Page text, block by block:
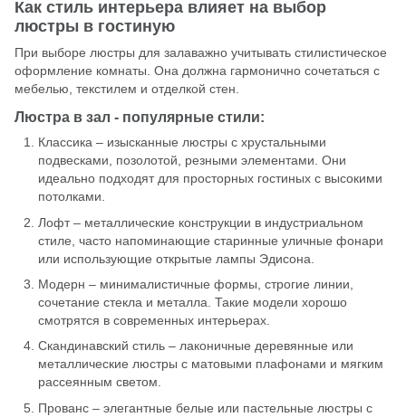
Как стиль интерьера влияет на выбор
люстры в гостиную
При выборе люстры для залаважно учитывать стилистическое
оформление комнаты. Она должна гармонично сочетаться с
мебелью, текстилем и отделкой стен.
Люстра в зал - популярные стили:
Классика – изысканные люстры с хрустальными
подвесками, позолотой, резными элементами. Они
идеально подходят для просторных гостиных с высокими
потолками.
Лофт– металлические конструкции в индустриальном
стиле, часто напоминающие старинные уличные фонари
или использующие открытые лампы Эдисона.
Модерн – минималистичные формы, строгие линии,
сочетание стекла и металла. Такие модели хорошо
смотрятся в современных интерьерах.
Скандинавский стиль – лаконичные деревянные или
металлические люстры с матовыми плафонами и мягким
рассеянным светом.
Прованс – элегантные белые или пастельные люстры с